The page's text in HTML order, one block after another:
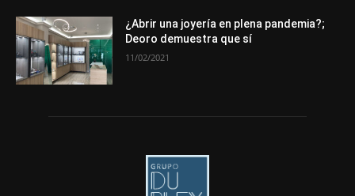
¿Abrir una joyería en plena pandemia?;
Deoro demuestra que sí
11/02/2021